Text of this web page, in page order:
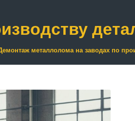
металлолома на заводах по